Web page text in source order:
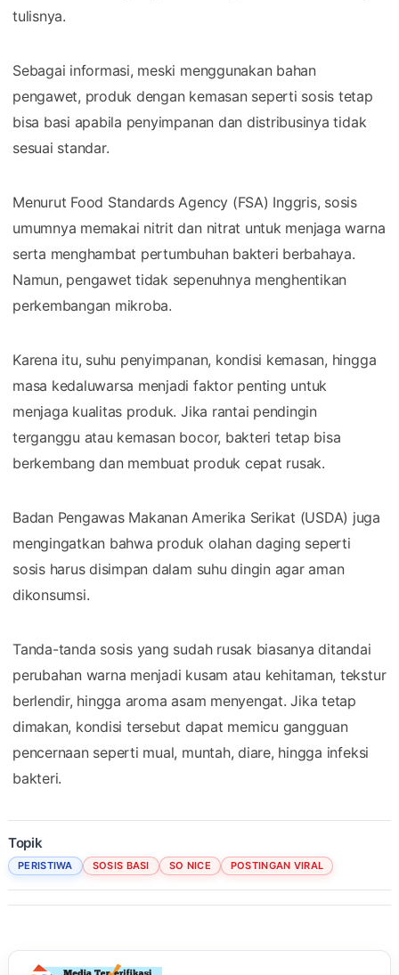
tulisnya.
Sebagai informasi, meski menggunakan bahan
pengawet, produk dengan kemasan seperti sosis tetap
bisa basi apabila penyimpanan dan distribusinya tidak
sesuai standar.
Menurut Food Standards Agency (FSA) Inggris, sosis
umumnya memakai nitrit dan nitrat untuk menjaga warna
serta menghambat pertumbuhan bakteri berbahaya.
Namun, pengawet tidak sepenuhnya menghentikan
perkembangan mikroba.
Karena itu, suhu penyimpanan, kondisi kemasan, hingga
masa kedaluwarsa menjadi faktor penting untuk
menjaga kualitas produk. Jika rantai pendingin
terganggu atau kemasan bocor, bakteri tetap bisa
berkembang dan membuat produk cepat rusak.
Badan Pengawas Makanan Amerika Serikat (USDA) juga
mengingatkan bahwa produk olahan daging seperti
sosis harus disimpan dalam suhu dingin agar aman
dikonsumsi.
Tanda-tanda sosis yang sudah rusak biasanya ditandai
perubahan warna menjadi kusam atau kehitaman, tekstur
berlendir, hingga aroma asam menyengat. Jika tetap
dimakan, kondisi tersebut dapat memicu gangguan
pencernaan seperti mual, muntah, diare, hingga infeksi
bakteri.
Topik
PERISTIWA SOSIS BASI SO NICE POSTINGAN VIRAL